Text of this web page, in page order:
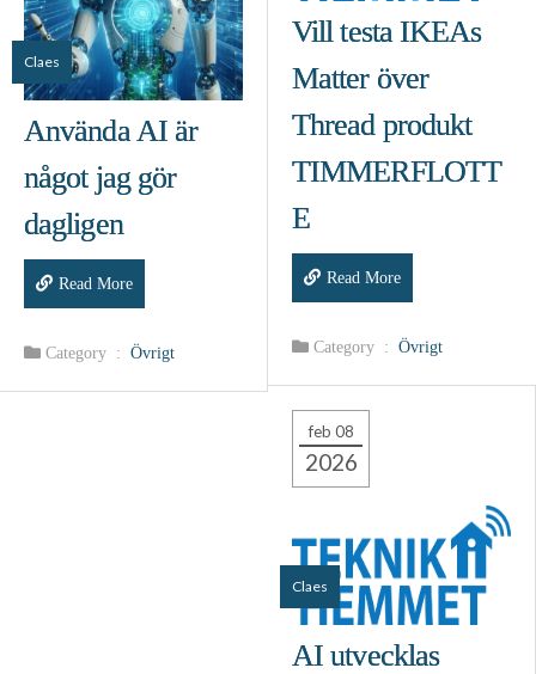
Claes
Använda AI är
något jag gör
dagligen
Read More
Category : Övrigt
Vill testa IKEAs
Matter över
Thread produkt
TIMMERFLOTT
E
Read More
Category : Övrigt
feb 08
2026
Claes
AI utvecklas